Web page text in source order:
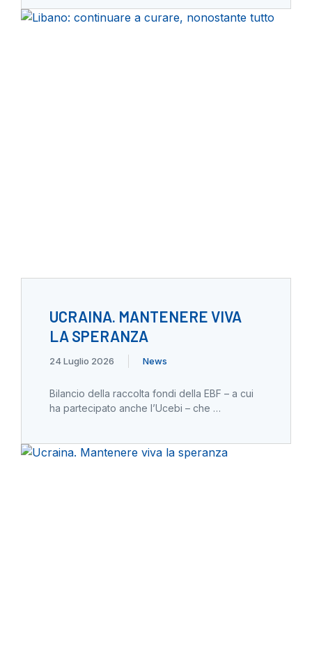
UCRAINA. MANTENERE VIVA
LA SPERANZA
24 Luglio 2026 News
Bilancio della raccolta fondi della EBF – a cui
ha partecipato anche l’Ucebi – che …